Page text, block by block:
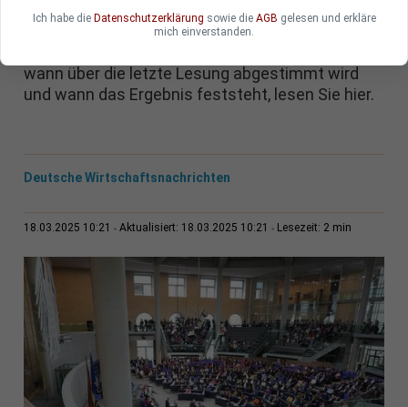
Klimaschutz und Verteidigung ermöglichen soll
und eine Lockerung der Schuldenbremse im
wann über die letzte Lesung abgestimmt wird
und wann das Ergebnis feststeht, lesen Sie hier.
Deutsche Wirtschaftsnachrichten
18.03.2025 10:21 Aktualisiert: 18.03.2025 10:21 Lesezeit: 2 min
Ich habe die Datenschutzerklärung sowie die AGB gelesen und erkläre
mich einverstanden.